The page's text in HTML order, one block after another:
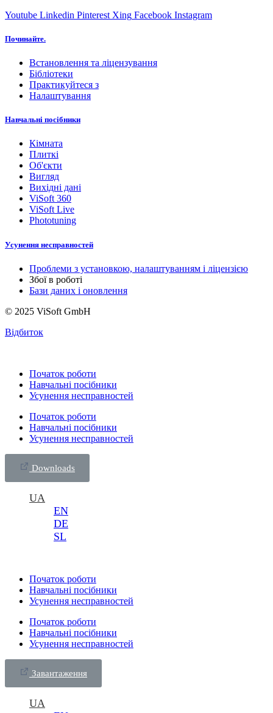
Youtube Linkedin Pinterest Xing Facebook Instagram
Починайте.
Встановлення та ліцензування
Бібліотеки
Практикуйтеся з
Налаштування
Навчальні посібники
Кімната
Плиткі
Об'єкти
Вигляд
Вихідні дані
ViSoft 360
ViSoft Live
Phototuning
Усунення несправностей
Проблеми з установкою, налаштуванням і ліцензією
Збої в роботі
Бази даних і оновлення
© 2025 ViSoft GmbH
Відбиток
Початок роботи
Навчальні посібники
Усунення несправностей
Початок роботи
Навчальні посібники
Усунення несправностей
Downloads
UA
EN
DE
SL
Початок роботи
Навчальні посібники
Усунення несправностей
Початок роботи
Навчальні посібники
Усунення несправностей
Завантаження
UA